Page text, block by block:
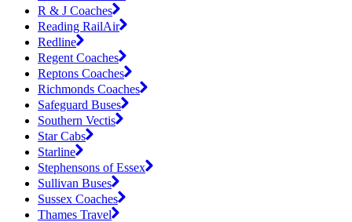
R & J Coaches
Reading RailAir
Redline
Regent Coaches
Reptons Coaches
Richmonds Coaches
Safeguard Buses
Southern Vectis
Star Cabs
Starline
Stephensons of Essex
Sullivan Buses
Sussex Coaches
Thames Travel